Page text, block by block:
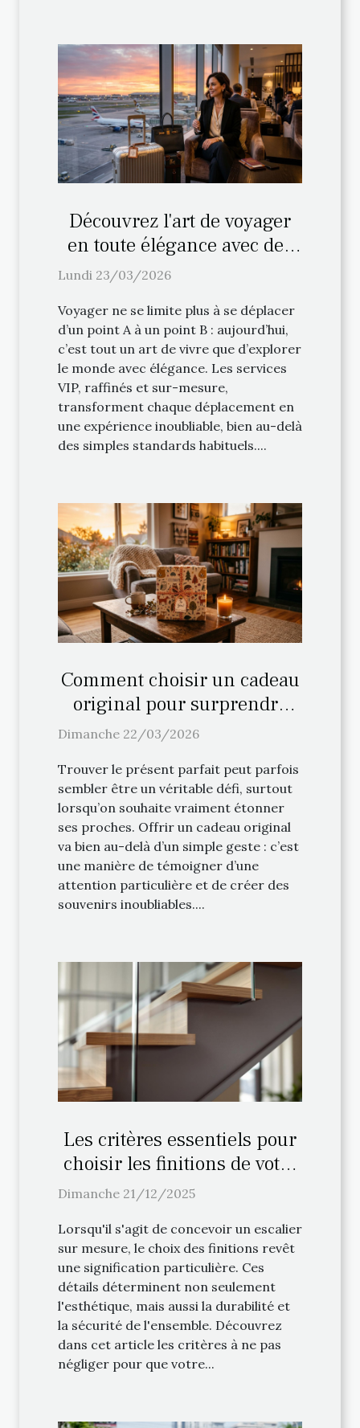
Découvrez l'art de voyager
en toute élégance avec des
services VIP
Lundi 23/03/2026
Voyager ne se limite plus à se déplacer
d’un point A à un point B : aujourd’hui,
c’est tout un art de vivre que d’explorer
le monde avec élégance. Les services
VIP, raffinés et sur-mesure,
transforment chaque déplacement en
une expérience inoubliable, bien au-delà
des simples standards habituels....
Comment choisir un cadeau
original pour surprendre
vos proches ?
Dimanche 22/03/2026
Trouver le présent parfait peut parfois
sembler être un véritable défi, surtout
lorsqu’on souhaite vraiment étonner
ses proches. Offrir un cadeau original
va bien au-delà d’un simple geste : c’est
une manière de témoigner d’une
attention particulière et de créer des
souvenirs inoubliables....
Les critères essentiels pour
choisir les finitions de votre
escalier sur mesure
Dimanche 21/12/2025
Lorsqu'il s'agit de concevoir un escalier
sur mesure, le choix des finitions revêt
une signification particulière. Ces
détails déterminent non seulement
l'esthétique, mais aussi la durabilité et
la sécurité de l'ensemble. Découvrez
dans cet article les critères à ne pas
négliger pour que votre...